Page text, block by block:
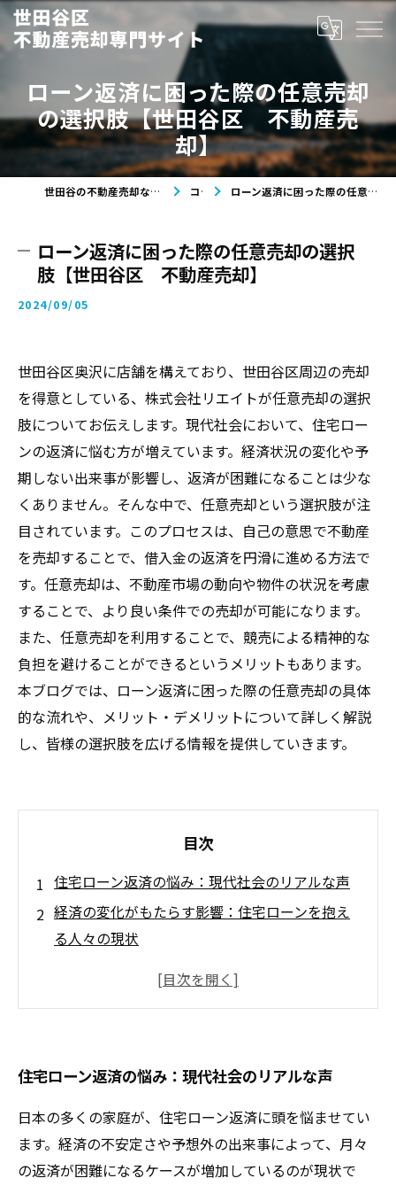
ローン返済に困った際の任意売却
の選択肢【世田谷区 不動産売
却】
世田谷の不動産売却なら世田谷区不動産売却専門サイト コラム ローン返済に困った際の任意売却の選択肢【世田谷区 不動産売却】
ローン返済に困った際の任意売却の選択
肢【世田谷区 不動産売却】
2024/09/05
世田谷区奥沢に店舗を構えており、世田谷区周辺の売却
を得意としている、株式会社リエイトが任意売却の選択
肢についてお伝えします。現代社会において、住宅ロー
ンの返済に悩む方が増えています。経済状況の変化や予
期しない出来事が影響し、返済が困難になることは少な
くありません。そんな中で、任意売却という選択肢が注
目されています。このプロセスは、自己の意思で不動産
を売却することで、借入金の返済を円滑に進める方法で
す。任意売却は、不動産市場の動向や物件の状況を考慮
することで、より良い条件での売却が可能になります。
また、任意売却を利用することで、競売による精神的な
負担を避けることができるというメリットもあります。
本ブログでは、ローン返済に困った際の任意売却の具体
的な流れや、メリット・デメリットについて詳しく解説
し、皆様の選択肢を広げる情報を提供していきます。
目次
住宅ローン返済の悩み：現代社会のリアルな声
経済の変化がもたらす影響：住宅ローンを抱え
る人々の現状
任意売却の選択肢：借入金返済の新たな道
法律と税金：任意売却に関する知っておくべき
ポイント
あなたにとって最適な選択肢は？任意売却で新
たなスタートを切る方法
住宅ローン返済の悩み：現代社会のリアルな声
日本の多くの家庭が、住宅ローン返済に頭を悩ませてい
ます。経済の不安定さや予想外の出来事によって、月々
の返済が困難になるケースが増加しているのが現状で